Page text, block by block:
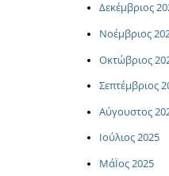
Δεκέμβριος
Νοέμβριος
Οκτώβριος
Σεπτέμβριος
Αύγουστος
Ιούλιος 2025
ΜάΪος 2025